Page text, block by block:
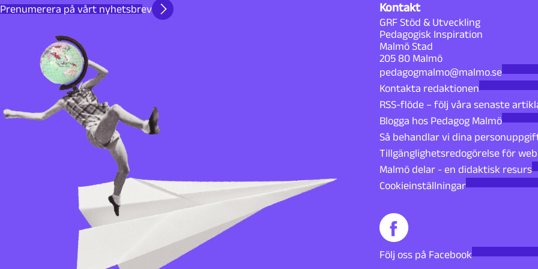
Prenumerera på vårt nyhetsbrev Kontakt
GRF Stöd & Utveckling
Pedagogisk Inspiration
Malmö Stad
205 80 Malmö
pedagogmalmo@malmo.se
Kontakta redaktionen
RSS-flöde – följ våra senaste
Blogga hos Pedagog Malmö
Så behandlar vi dina
Tillgänglighetsredogörelse för
Malmö delar - en didaktisk resurs
Cookieinställningar
Följ oss på Facebook